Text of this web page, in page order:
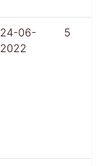
24-06-
2022
5